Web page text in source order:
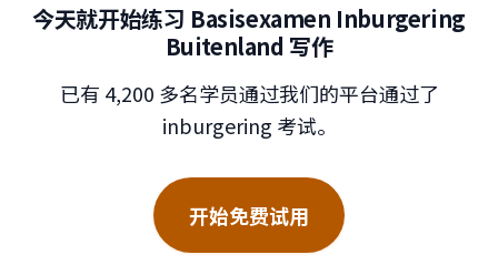
今天就开始练习 Basisexamen Inburgering
Buitenland 写作
已有 4,200 多名学员通过我们的平台通过了
inburgering 考试。
开始免费试用